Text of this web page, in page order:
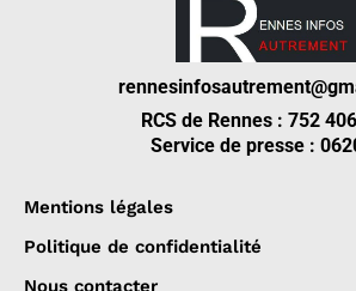
RCS de Rennes : 752
Service de presse :
Mentions légales
Politique de confidentialité
Nous contacter